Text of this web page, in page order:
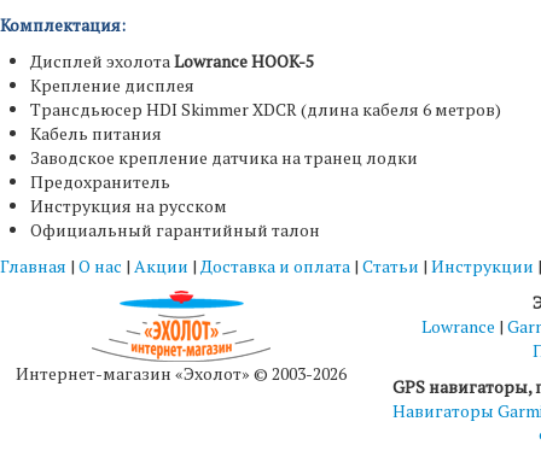
Комплектация:
Дисплей эхолотаLowrance HOOK-5
Крепление дисплея
Трансдьюсер HDI Skimmer XDCR (длина кабеля 6 метров)
Кабель питания
Заводское крепление датчика на транец лодки
Предохранитель
Инструкция на русском
Официальный гарантийный талон
Главная | О нас | Акции |Доставка и оплата | Статьи | Инструкции
Интернет-магазин «Эхолот» © 2003-2026
Lowrance |
GPS
Навигаторы